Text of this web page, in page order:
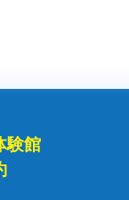
験館